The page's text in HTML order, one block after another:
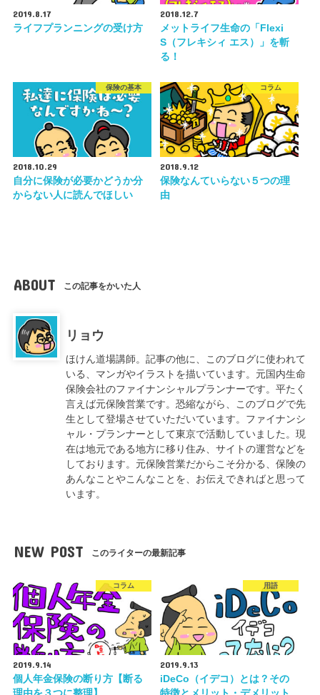
2019.8.17
ライフプランニングの受け方
2018.12.7
メットライフ生命の「Flexi
S（フレキシィ エス）」を斬
る！
保険の基本
2018.10.29
自分に保険が必要かどうか分
からない人に読んでほしい
コラム
2018.9.12
保険なんていらない５つの理
由
ABOUT この記事をかいた人
リョウ
ほけん道場講師。記事の他に、このブログに使われて
いる、マンガやイラストを描いています。元国内生命
保険会社のファイナンシャルプランナーです。平たく
言えば元保険営業です。恐縮ながら、このブログで先
生として登場させていただいています。ファイナンシ
ャル・プランナーとして東京で活動していました。現
在は地元である地方に移り住み、サイトの運営などを
しております。元保険営業だからこそ分かる、保険の
あんなことやこんなことを、お伝えできればと思って
います。
NEW POST このライターの最新記事
コラム
2019.9.14
個人年金保険の断り方【断る
用語
2019.9.13
iDeCo（イデコ）とは？その